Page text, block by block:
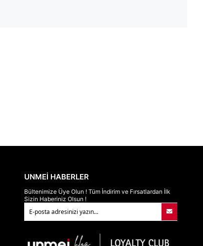
UNMEİ HABERLER
Bültenimize Üye Olun ! Tüm İndirim ve Fırsatlardan İlk
Sizin Haberiniz Olsun !